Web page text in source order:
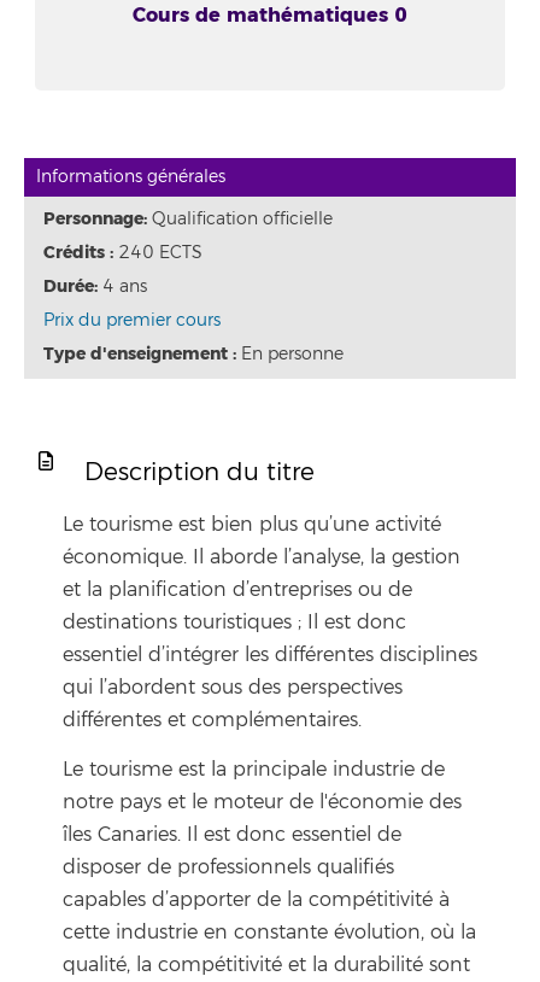
Cours de mathématiques 0
Informations générales
Personnage: Qualification officielle
Crédits : 240 ECTS
Durée: 4 ans
Prix du premier cours
Type d'enseignement : En personne
Description du titre
Le tourisme est bien plus qu’une activité
économique. Il aborde l’analyse, la gestion
et la planification d’entreprises ou de
destinations touristiques ; Il est donc
essentiel d’intégrer les différentes disciplines
qui l’abordent sous des perspectives
différentes et complémentaires.
Le tourisme est la principale industrie de
notre pays et le moteur de l'économie des
îles Canaries. Il est donc essentiel de
disposer de professionnels qualifiés
capables d’apporter de la compétitivité à
cette industrie en constante évolution, où la
qualité, la compétitivité et la durabilité sont